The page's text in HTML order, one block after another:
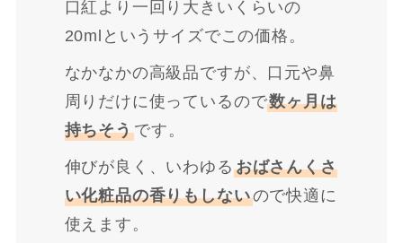
口紅より一回り大きいくらいの
20mlというサイズでこの価格。
なかなかの高級品ですが、口元や鼻
周りだけに使っているので数ヶ月は
持ちそうです。
伸びが良く、いわゆる おばさんくさ
い化粧品の香りもしないので快適に
使えます。